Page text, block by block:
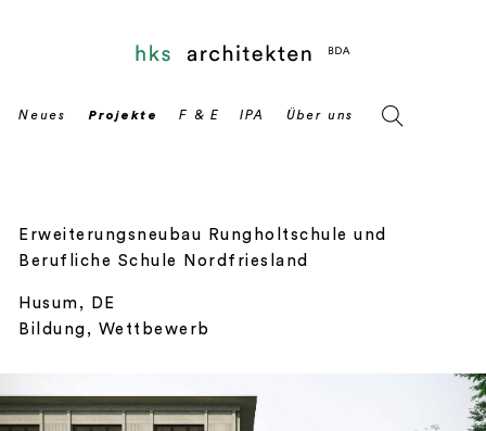
Erweiterungsneubau Rungholtschule und
Berufliche Schule Nordfriesland
Husum, DE
Bildung, Wettbewerb